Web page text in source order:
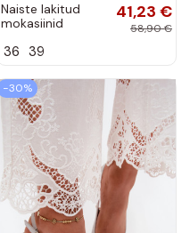
Naiste lakitud
mokasiinid
kunstnahast
41,23 €
58,90 €
36 39
−30%